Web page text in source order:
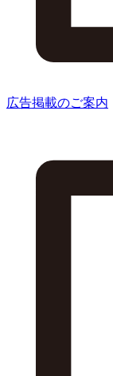
広告掲載のご案内